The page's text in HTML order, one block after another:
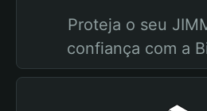
Proteja o seu
confiança com a